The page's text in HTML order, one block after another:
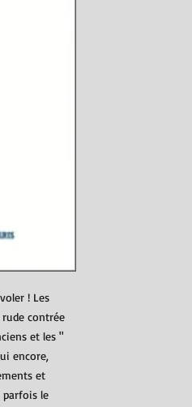
! Les
contrée
et les "
encore,
et
parfois le